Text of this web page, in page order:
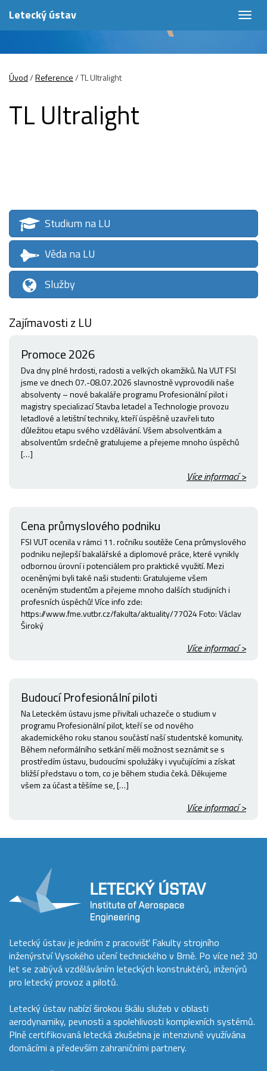
Letecký ústav
Úvod/Reference/TL Ultralight
TL Ultralight
Studium na LU
Věda na LU
Služby
Zajímavosti z LU
Promoce 2026
Dva dny plné hrdosti, radosti a velkých okamžiků. Na VUT FSI
jsme ve dnech 07.-08.07.2026 slavnostně vyprovodili naše
absolventy – nové bakaláře programu Profesionální pilot i
magistry specializací Stavba letadel a Technologie provozu
letadlové a letištní techniky, kteří úspěšně uzavřeli tuto
důležitou etapu svého vzdělávání. Všem absolventkám a
absolventům srdečně gratulujeme a přejeme mnoho úspěchů
[…]
Více informací >
Cena průmyslového podniku
FSI VUT ocenila v rámci 11. ročníku soutěže Cena průmyslového
podniku nejlepší bakalářské a diplomové práce, které vynikly
odbornou úrovní i potenciálem pro praktické využití. Mezi
oceněnými byli také naši studenti: Gratulujeme všem
oceněným studentům a přejeme mnoho dalších studijních i
profesních úspěchů! Více info zde:
https://www.fme.vutbr.cz/fakulta/aktuality/77024 Foto: Václav
Široký
Více informací >
Budoucí Profesionální piloti
Na Leteckém ústavu jsme přivítali uchazeče o studium v
programu Profesionální pilot, kteří se od nového
akademického roku stanou součástí naší studentské komunity.
Během neformálního setkání měli možnost seznámit se s
prostředím ústavu, budoucími spolužáky i vyučujícími a získat
bližší představu o tom, co je během studia čeká. Děkujeme
všem za účast a těšíme se, […]
Více informací >
Letecký ústav je jedním z pracovišť Fakulty strojního
inženýrství Vysokého učení technického v Brně. Po více než 30
let se zabývá vzděláváním leteckých konstruktérů, inženýrů
pro letecký provoz a pilotů.
Letecký ústav nabízí širokou škálu služeb v oblasti
aerodynamiky, pevnosti a spolehlivosti komplexních systémů.
Plně certifikovaná letecká zkušebna je intenzivně využívána
domácími a především zahraničními partnery.